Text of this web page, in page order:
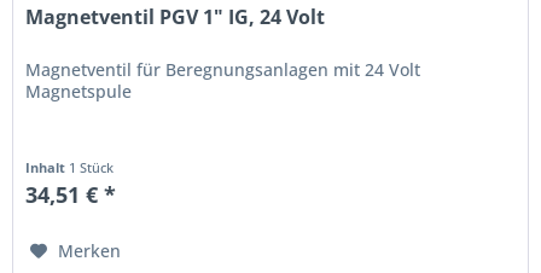
Magnetventil PGV 1" IG, 24 Volt
Magnetventil für Beregnungsanlagen mit 24 Volt
Magnetspule
Inhalt 1 Stück
34,51 € *
Merken